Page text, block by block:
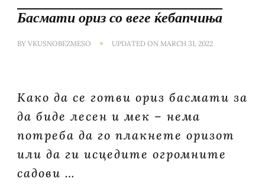
Басмати ориз со веге ќебапчиња
BY VKUSNOBEZMESO UPDATED ON MARCH 31, 2022
Како да се готви ориз басмати за
да биде лесен и мек – нема
потреба да го плакнете оризот
или да ги исцедите огромните
садови …